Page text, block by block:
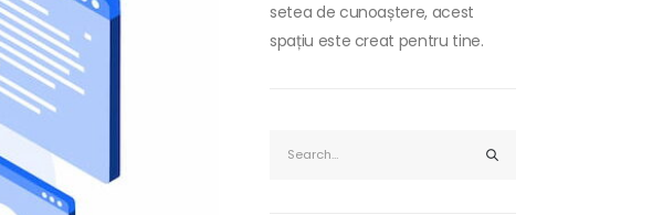
setea de cunoaștere, acest
spațiu este creat pentru tine.